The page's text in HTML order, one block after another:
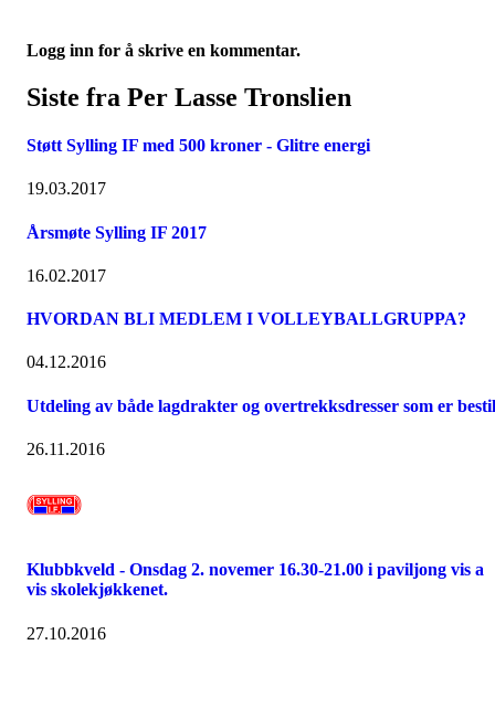
Logg inn for å skrive en kommentar.
Siste fra Per Lasse Tronslien
Støtt Sylling IF med 500 kroner - Glitre energi
19.03.2017
Årsmøte Sylling IF 2017
16.02.2017
HVORDAN BLI MEDLEM I VOLLEYBALLGRUPPA?
04.12.2016
Utdeling av både lagdrakter og overtrekksdresser som er
26.11.2016
Klubbkveld - Onsdag 2. novemer 16.30-21.00 i paviljong vis a
vis skolekjøkkenet.
27.10.2016